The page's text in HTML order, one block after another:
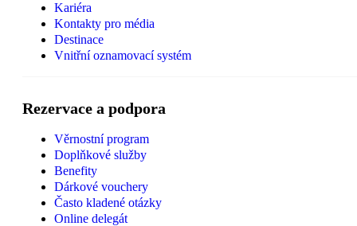
Kariéra
Kontakty pro média
Destinace
Vnitřní oznamovací systém
Rezervace a podpora
Věrnostní program
Doplňkové služby
Benefity
Dárkové vouchery
Často kladené otázky
Online delegát